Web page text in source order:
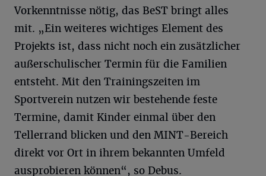
Vorkenntnisse nötig, das BeST bringt alles
mit. „Ein weiteres wichtiges Element des
Projekts ist, dass nicht noch ein zusätzlicher
außerschulischer Termin für die Familien
entsteht. Mit den Trainingszeiten im
Sportverein nutzen wir bestehende feste
Termine, damit Kinder einmal über den
Tellerrand blicken und den MINT-Bereich
direkt vor Ort in ihrem bekannten Umfeld
ausprobieren können“, so Debus.